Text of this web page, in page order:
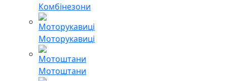
Комбінезони
Моторукавиці
Мотоштани